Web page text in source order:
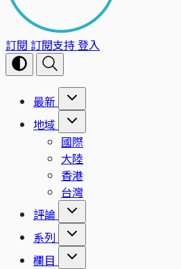
訂閱 訂閱支持登入
最新
地域
國際
大陸
香港
台灣
評論
系列
欄目